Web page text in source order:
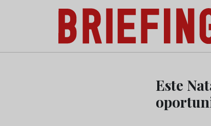
Briefing: Todas as notícias sobre os
Este